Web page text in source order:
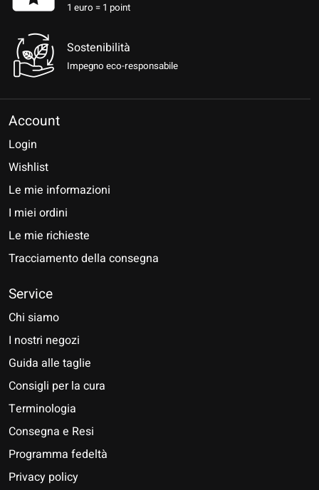
1 euro = 1 point
Sostenibilità
Impegno eco-responsabile
Account
Login
Wishlist
Le mie informazioni
I miei ordini
Le mie richieste
Tracciamento della consegna
Service
Chi siamo
I nostri negozi
Guida alle taglie
Consigli per la cura
Terminologia
Consegna e Resi
Programma fedeltà
Privacy policy